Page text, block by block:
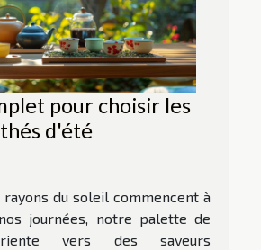
pour choisir les
d'été
rayons du soleil commencent à
journées, notre palette de
vers des saveurs